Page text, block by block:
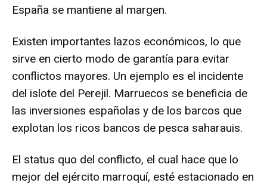
España se mantiene al margen.
Existen importantes lazos económicos, lo que
sirve en cierto modo de garantía para evitar
conflictos mayores. Un ejemplo es el incidente
del islote del Perejil. Marruecos se beneficia de
las inversiones españolas y de los barcos que
explotan los ricos bancos de pesca saharauis.
El status quo del conflicto, el cual hace que lo
mejor del ejército marroquí, esté estacionado en